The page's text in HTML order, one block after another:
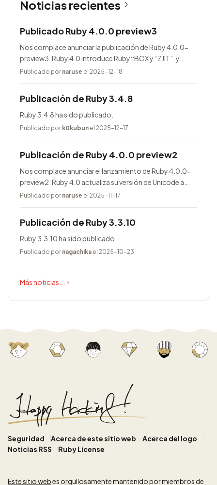
Noticias recientes
Publicado Ruby 4.0.0 preview3
Nos complace anunciar la publicación de Ruby 4.0.0-
preview3. Ruby 4.0 introduce Ruby::BOX y “ZJIT”, y
agrega muchas mejoras.
Publicado por naruse el 2025-12-18
Publicación de Ruby 3.4.8
Ruby 3.4.8 ha sido publicado.
Publicado por k0kubun el 2025-12-17
Publicación de Ruby 4.0.0 preview2
Nos complace anunciar el lanzamiento de Ruby 4.0.0-
preview2. Ruby 4.0 actualiza su versión de Unicode a
17.0.0, entre otras novedades.
Publicado por naruse el 2025-11-17
Publicación de Ruby 3.3.10
Ruby 3.3.10 ha sido publicado.
Publicado por nagachika el 2025-10-23
Más noticias...
Seguridad Acerca de este sitio web
Acerca del logo
Noticias RSS
Ruby License
Este sitio webes orgullosamente mantenido por miembros de